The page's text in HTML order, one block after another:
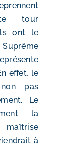
tour
ont le
effet, le
pas
Le
la
à